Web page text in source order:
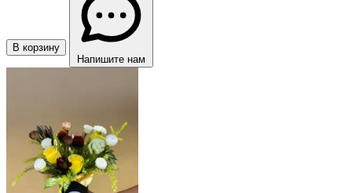
В корзину
Напишите нам